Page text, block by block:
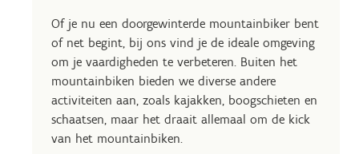
Of je nu een doorgewinterde mountainbiker bent
of net begint, bij ons vind je de ideale omgeving
om je vaardigheden te verbeteren. Buiten het
mountainbiken bieden we diverse andere
activiteiten aan, zoals kajakken, boogschieten en
schaatsen, maar het draait allemaal om de kick
van het mountainbiken.